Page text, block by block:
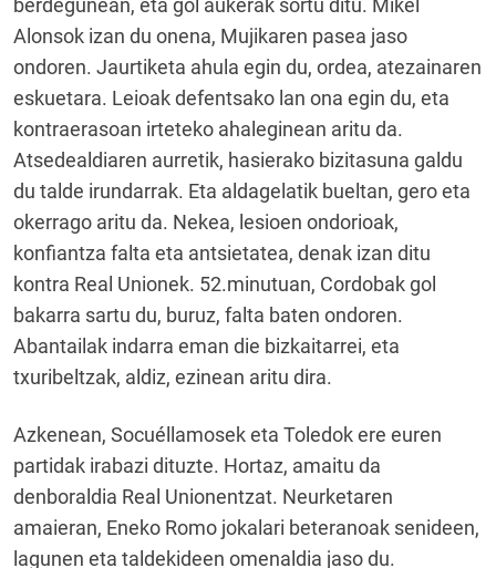
Alonsok izan du onena, Mujikaren pasea jaso
ondoren. Jaurtiketa ahula egin du, ordea, atezainaren
eskuetara. Leioak defentsako lan ona egin du, eta
kontraerasoan irteteko ahaleginean aritu da.
Atsedealdiaren aurretik, hasierako bizitasuna galdu
du talde irundarrak. Eta aldagelatik bueltan, gero eta
okerrago aritu da. Nekea, lesioen ondorioak,
konfiantza falta eta antsietatea, denak izan ditu
kontra Real Unionek. 52.minutuan, Cordobak gol
bakarra sartu du, buruz, falta baten ondoren.
Abantailak indarra eman die bizkaitarrei, eta
txuribeltzak, aldiz, ezinean aritu dira.
Azkenean, Socuéllamosek eta Toledok ere euren
partidak irabazi dituzte. Hortaz, amaitu da
denboraldia Real Unionentzat. Neurketaren
amaieran, Eneko Romo jokalari beteranoak senideen,
lagunen eta taldekideen omenaldia jaso du.